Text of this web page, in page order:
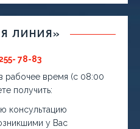
ЛИНИЯ»
78-83
рабочее время (с 08:00
получить:
консультацию
у Вас